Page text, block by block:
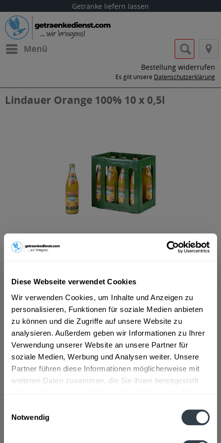
Diese Webseite verwendet Cookies
Wir verwenden Cookies, um Inhalte und Anzeigen zu
personalisieren, Funktionen für soziale Medien anbieten
zu können und die Zugriffe auf unsere Website zu
analysieren. Außerdem geben wir Informationen zu Ihrer
Verwendung unserer Website an unsere Partner für
soziale Medien, Werbung und Analysen weiter. Unsere
Partner führen diese Informationen möglicherweise mit
weiteren Daten zusammen, die Sie ihnen bereitgestellt
Notwendig
Getränke liefern lassen
Menü
Bestellung widerrufen
Es gilt unsere Datenschutzerklärung
Lindauer Orange 100% 10 x 0,5l
ab 10,06 € *
Vorrätig
MEHRWEG
+3,30 € Pfand
In den Warenkorb
Artikel-Nr.:
36028
Verfügbar in: